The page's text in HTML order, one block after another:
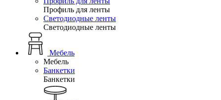
Профиль для ленты
Светодиодные ленты
Светодиодные ленты
Мебель
Мебель
Банкетки
Банкетки